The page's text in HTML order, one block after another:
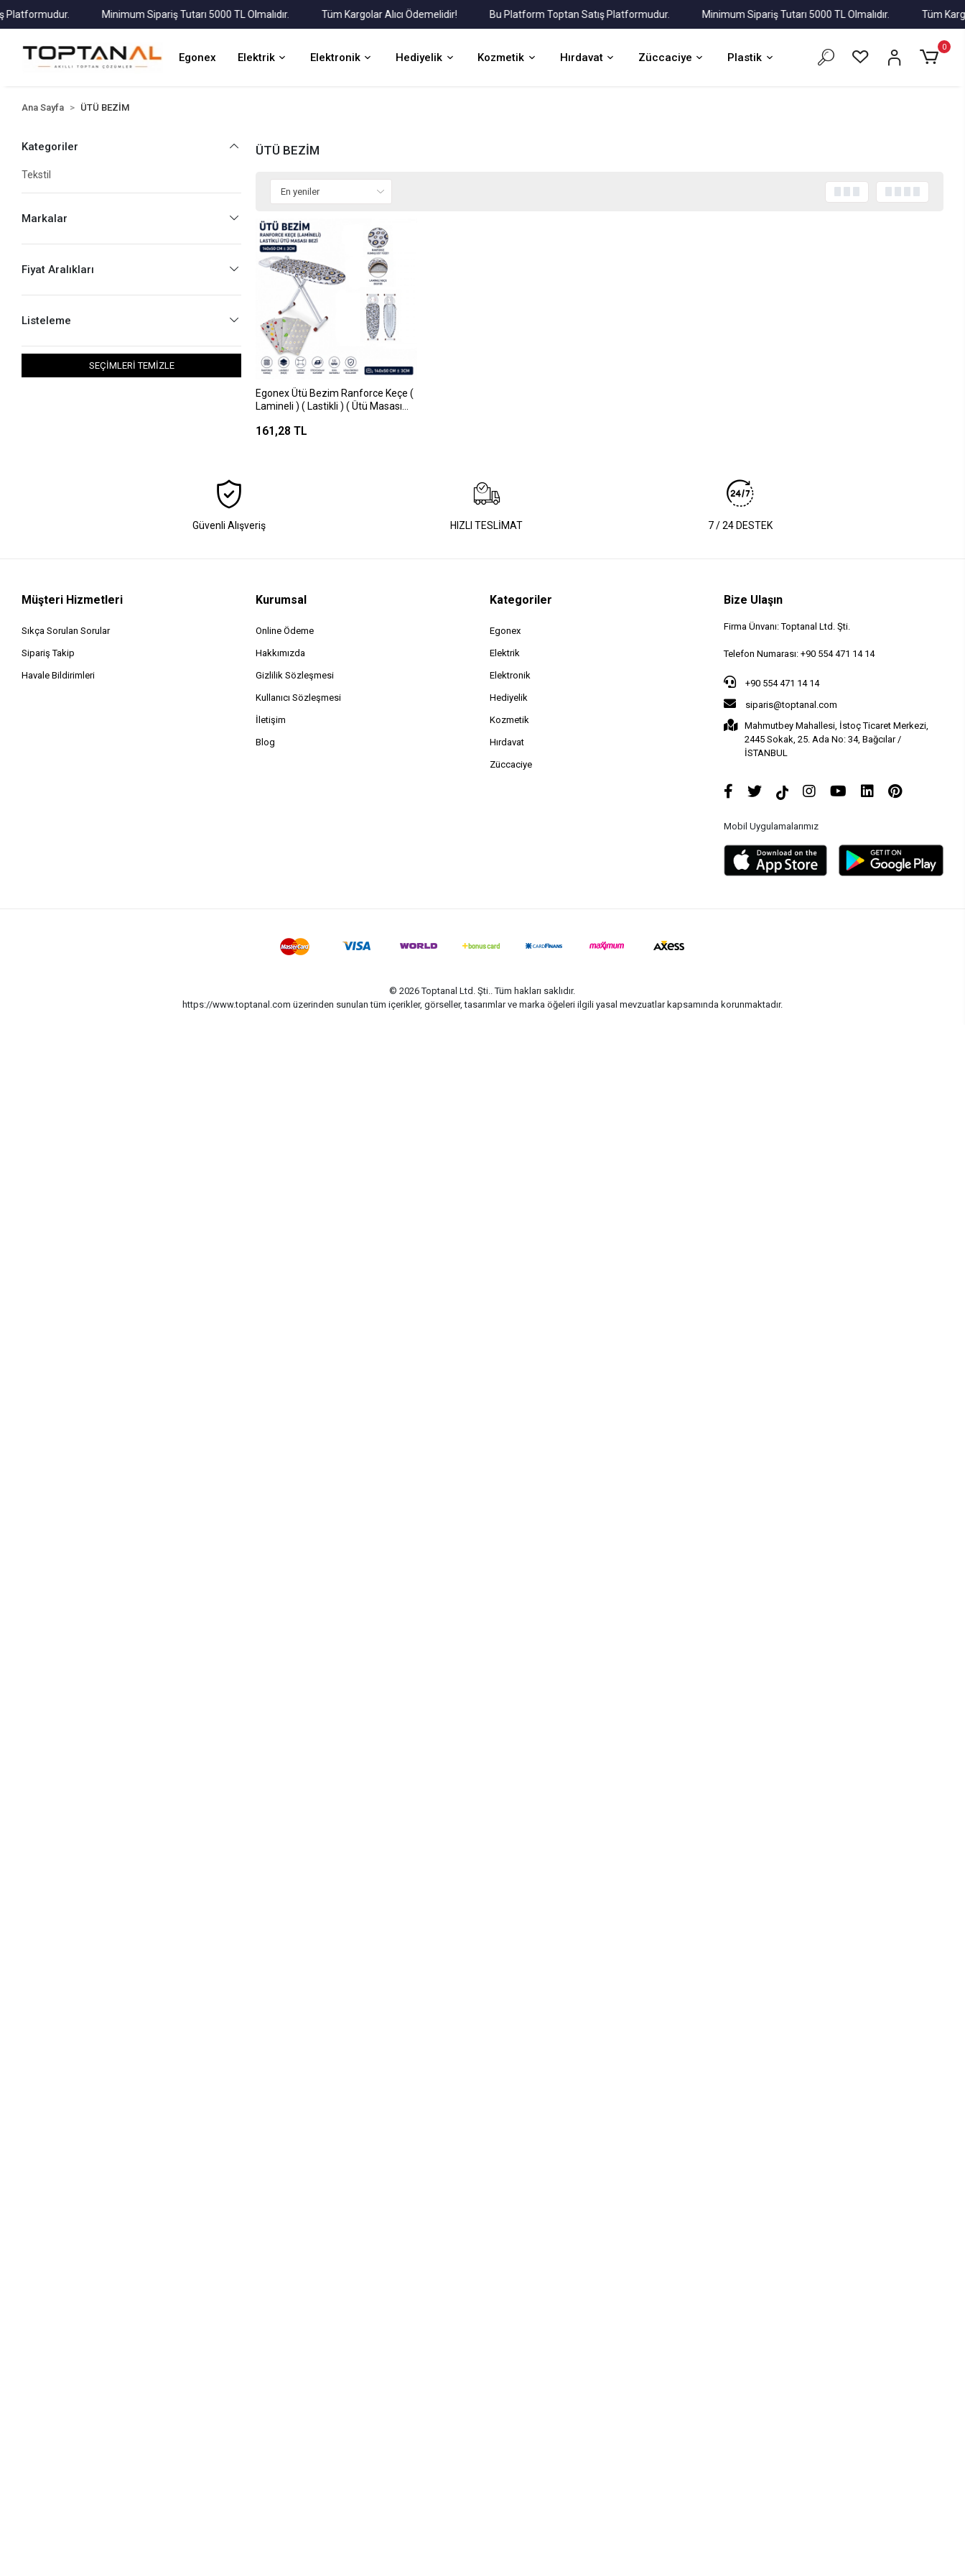
Minimum Sipariş Tutarı 5000 TL Olmalıdır. Tüm Kargolar Alıcı Ödemelidir! Bu Platform Toptan Satış Platformudur. Minimum Sipariş Tutarı 5000 TL Olmalıdır. Tüm Kargolar
Egonex Elektrik Elektronik Hediyelik Kozmetik Hırdavat Züccaciye Plastik
0
Ana Sayfa ÜTÜ BEZİM
Kategoriler
Tekstil
Markalar
Fiyat Aralıkları
Listeleme
SEÇİMLERİ TEMİZLE
ÜTÜ BEZİM
Egonex Ütü Bezim Ranforce Keçe (
Lamineli ) ( Lastikli ) ( Ütü Masası
161,28 TL
Güvenli Alışveriş HIZLI TESLİMAT 7 / 24 DESTEK
Müşteri Hizmetleri
Sıkça Sorulan Sorular
Sipariş Takip
Havale Bildirimleri
Kurumsal
Online Ödeme
Hakkımızda
Gizlilik Sözleşmesi
Kullanıcı Sözleşmesi
İletişim
Blog
Kategoriler
Egonex
Elektrik
Elektronik
Hediyelik
Kozmetik
Hırdavat
Züccaciye
Bize Ulaşın
Firma Ünvanı: Toptanal Ltd. Şti.
Telefon Numarası: +90 554 471 14 14
+90 554 471 14 14
siparis@toptanal.com
Mahmutbey Mahallesi, İstoç Ticaret Merkezi,
2445 Sokak, 25. Ada No: 34, Bağcılar /
İSTANBUL
Mobil Uygulamalarımız
© 2026 Toptanal Ltd. Şti.. Tüm hakları saklıdır.
https://www.toptanal.com üzerinden sunulan tüm içerikler, görseller, tasarımlar ve marka öğeleri ilgili yasal mevzuatlar kapsamında korunmaktadır.